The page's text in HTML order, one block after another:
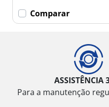
Comparar
ASSISTÊNCIA
Para a manutenção